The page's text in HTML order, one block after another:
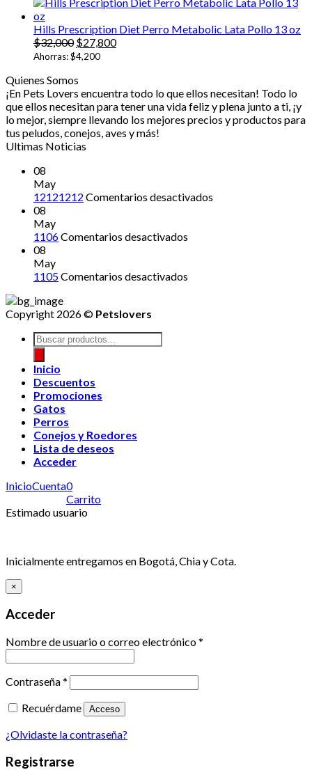
Hills Prescription Diet Perro Metabolic Lata Pollo 13 oz
$32,000 El
precio
era:
$32,000.
$27,800El
$27,800.
Ahorras:$4,200
Quienes Somos
¡En Pets Lovers encuentra todo lo que ellos necesitan! Todo lo
que ellos necesitan para tener una vida feliz y plena junto a ti, ¡y
lo mejor, siempre llevando los mejores precios y productos para
tus peludos, conejos, aves y más!
Ultimas Noticias
08
May
12121212 Comentarios desactivados
08
May
1106Comentarios desactivados
08
May
1105Comentarios desactivados
Copyright 2026 © Petslovers
Búsqueda
de
productos
Inicio
Descuentos
Promociones
Gatos
Perros
Conejos y Roedores
Lista de deseos
Acceder
InicioCuenta0
Carrito
Estimado usuario
Inicialmente entregamos en Bogotá, Chia y Cota.
×
Acceder
Nombre de usuario o correo electrónico*
Contraseña*
Recuérdame
Acceso
¿Olvidaste la contraseña?
Registrarse